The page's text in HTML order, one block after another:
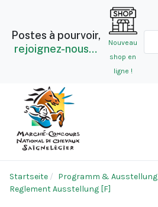
Postes à pourvoir,
rejoignez-nous…
Nouveau
shop en
ligne !
Startseite
Programm & Ausstellung
Reglement Ausstellung [F]